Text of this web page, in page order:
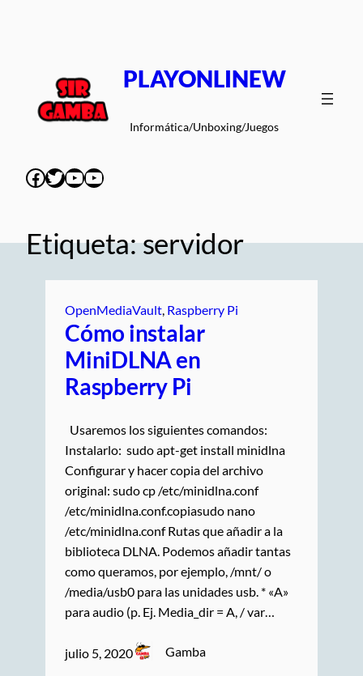
PLAYONLINEW
Informática/Unboxing/Juegos
Facebook
Twitter
YouTube
YouTube
Etiqueta:servidor
OpenMediaVault Raspberry Pi
Cómo instalar
MiniDLNA en
Raspberry Pi
Usaremos los siguientes comandos:
Instalarlo: sudo apt-get install minidlna
Configurar y hacer copia del archivo
original: sudo cp /etc/minidlna.conf
/etc/minidlna.conf.copiasudo nano
/etc/minidlna.conf Rutas que añadir a la
biblioteca DLNA. Podemos añadir tantas
como queramos, por ejemplo, /mnt/ o
/media/usb0 para las unidades usb. * «A»
para audio (p. Ej. Media_dir = A, / var…
julio 5, 2020 Gamba